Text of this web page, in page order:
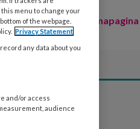
Naar de themapagina
Lees ook
menu to change your
of the webpage.
Privacy Statement
any data about you
and/or access
audience